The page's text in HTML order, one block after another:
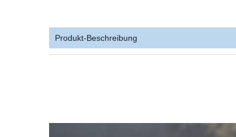
Produkt-Beschreibung